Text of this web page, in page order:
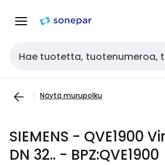
navigointiinsisältöön
Haku
Näytä murupolku
SIEMENS - QVE1900
DN 32.. - BPZ:QVE1900